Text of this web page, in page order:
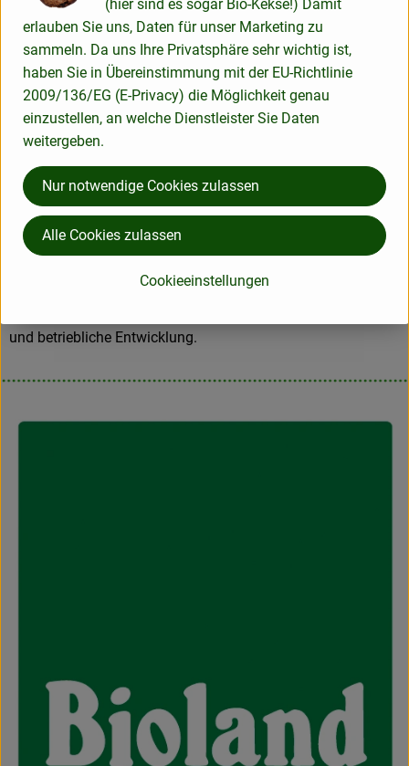
Beispiele:
Alle von der EU-Öko-Verordnung erfassten Produkte, die
wir dir liefern, stammen ausnahmslos und damit zu
100 % aus kontrolliert ökologischem Landbau.
Alle nicht von der EU-Öko-Verordnung erfassten
Produkte entsprechen den Sortimentsrichtlinien des
Bundesverbands Naturkost Naturwaren (BNN) und den
darin geforderten Zertifizierungsstandards.
Der Ökokisten-Betrieb ist selbst Erzeuger oder arbeitet
mit mindestens einem regionalen Erzeuger zusammen.
regionaler Ware und Verbandsware sowie besonderes
und betriebliche Entwicklung.
(hier sind es sogar Bio-Kekse!) Damit
erlauben Sie uns, Daten für unser Marketing zu
sammeln. Da uns Ihre Privatsphäre sehr wichtig ist,
haben Sie in Übereinstimmung mit der EU-Richtlinie
2009/136/EG (E-Privacy) die Möglichkeit genau
einzustellen, an welche Dienstleister Sie Daten
weitergeben.
Cookieeinstellungen
Nur notwendige Cookies zulassen
Alle Cookies zulassen